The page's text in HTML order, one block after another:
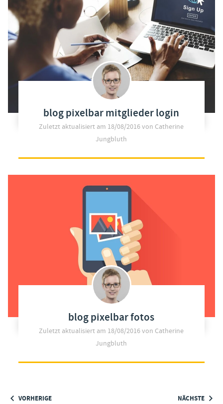
blog pixelbar mitglieder login
Zuletzt aktualisiert am 18/08/2016von Catherine
Jungbluth
blog pixelbar fotos
Zuletzt aktualisiert am 18/08/2016von Catherine
Jungbluth
VORHERIGE NÄCHSTE